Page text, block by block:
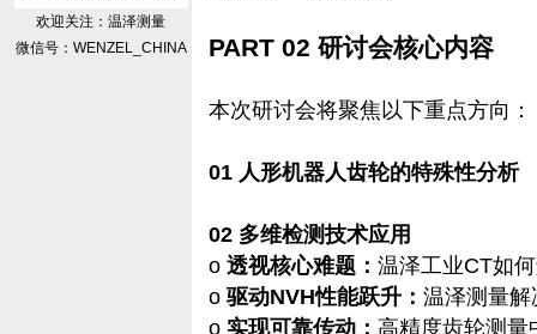
欢迎关注：温泽测量
微信号：WENZEL_CHINA
PART 02 研讨会核心内容
本次研讨会将聚焦以下重点方向：
01 人形机器人齿轮的特殊性分析‌
02 多维检测技术应用
o 透视核心难题： 温泽工业CT如
o 驱动NVH性能跃升： 温泽测量
o 实现可靠传动： 高精度齿轮测量